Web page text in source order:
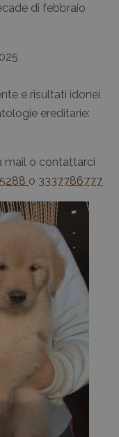
di febbraio
e risultati idonei
ereditarie:
mail o contattarci
o 3337786777